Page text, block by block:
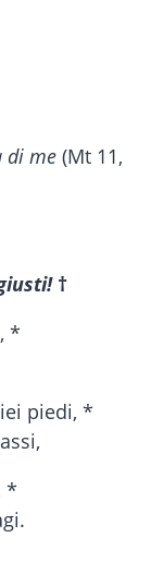
di me (Mt 11,
†
*
piedi, *
*